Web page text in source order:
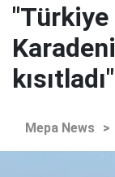
"Türkiye
kısıtladı"
Mepa News >